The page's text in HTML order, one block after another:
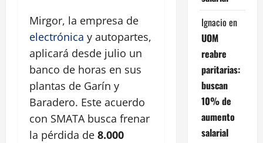
Mirgor, la empresa de
electrónica y autopartes,
aplicará desde julio un
banco de horas en sus
plantas de Garín y
Baradero. Este acuerdo
con SMATA busca frenar
la pérdida de 8.000
Ignacio en
UOM
reabre
paritarias:
buscan
10% de
aumento
salarial